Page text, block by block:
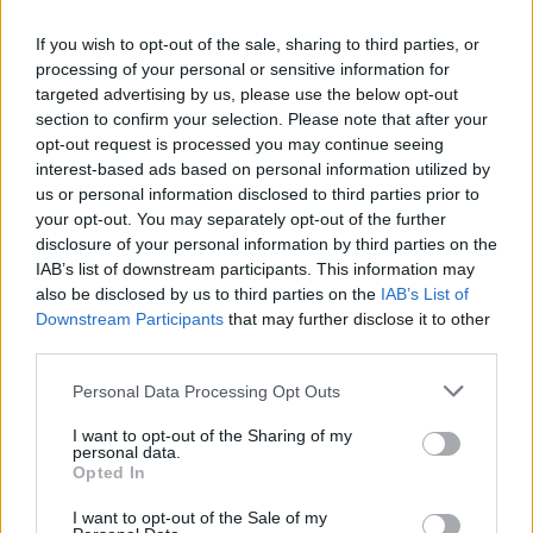
If you wish to opt-out of the sale, sharing to third parties, or
processing of your personal or sensitive information for
targeted advertising by us, please use the below opt-out
section to confirm your selection. Please note that after your
opt-out request is processed you may continue seeing
interest-based ads based on personal information utilized by
us or personal information disclosed to third parties prior to
your opt-out. You may separately opt-out of the further
disclosure of your personal information by third parties on the
IAB’s list of downstream participants. This information may
also be disclosed by us to third parties on the IAB’s List of
Downstream Participants that may further disclose it to other
Personal Data Processing Opt Outs
I want to opt-out of the Sharing of my
personal data.
Opted In
I want to opt-out of the Sale of my
στις μέρες μας μπορεί να ταυτιστεί:
Τη νύχτα, αν το παιδί ξυπνήσει
Όπως συμβαίνει σε πολλά μέρη,
Πρέπει να μπείτε στον κόπο
Να σηκωθείτε για να το νανουρίσετε,
Να το περπατήσετε, να το κάνετε βόλτες
και να το ταΐσετε.
Στην κρεβατοκάμαρα, ακόμα και τα βαθιά
μεσάνυχτα.